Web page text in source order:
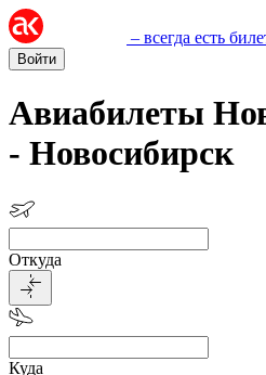
– всегда есть
Войти
Авиабилеты
- Новосибирск
Откуда
Куда